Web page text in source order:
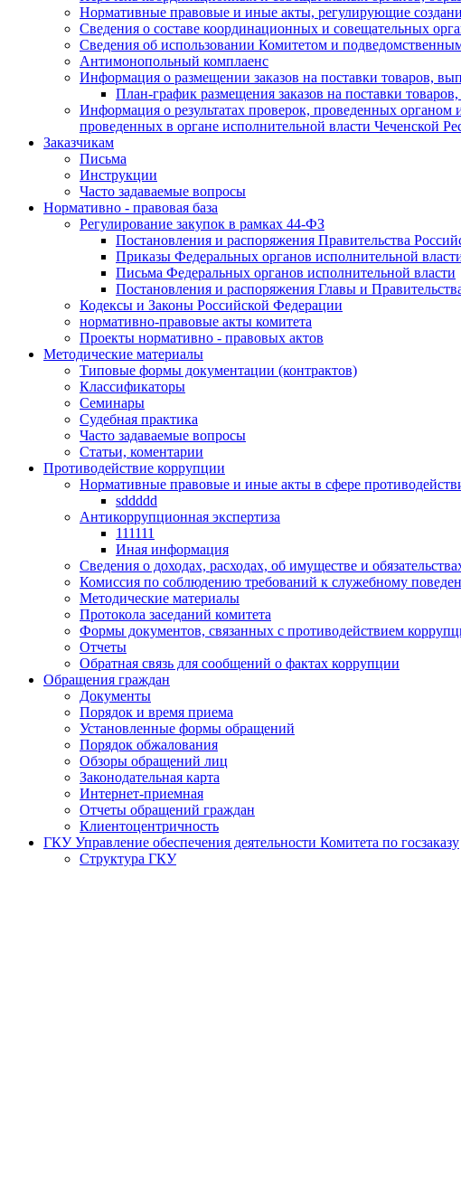
Нормативные правовые и иные акты, регулирующие
Сведения о составе координационных и совещательных
Сведения об использовании Комитетом и
Антимонопольный комплаенс
Информация о размещении заказов на поставки товаров,
План-график размещения заказов на поставки
Информация о результатах проверок, проведенных органом
проведенных в органе исполнительной власти Чеченской
Заказчикам
Письма
Инструкции
Часто задаваемые вопросы
Нормативно - правовая база
Регулирование закупок в рамках 44-ФЗ
Постановления и распоряжения Правительства
Приказы Федеральных органов исполнительной
Письма Федеральных органов исполнительной власти
Постановления и распоряжения Главы и
Кодексы и Законы Российской Федерации
нормативно-правовые акты комитета
Проекты нормативно - правовых актов
Методические материалы
Типовые формы документации (контрактов)
Классификаторы
Семинары
Судебная практика
Часто задаваемые вопросы
Статьи, коментарии
Противодействие коррупции
Нормативные правовые и иные акты в сфере
sddddd
Антикоррупционная экспертиза
111111
Иная информация
Сведения о доходах, расходах, об имуществе и
Комиссия по соблюдению требований к служебному
Методические материалы
Протокола заседаний комитета
Формы документов, связанных с противодействием
Отчеты
Обратная связь для сообщений о фактах коррупции
Обращения граждан
Документы
Порядок и время приема
Установленные формы обращений
Порядок обжалования
Обзоры обращений лиц
Законодательная карта
Интернет-приемная
Отчеты обращений граждан
Клиентоцентричность
ГКУ Управление обеспечения деятельности Комитета по госзаказу
Структура ГКУ